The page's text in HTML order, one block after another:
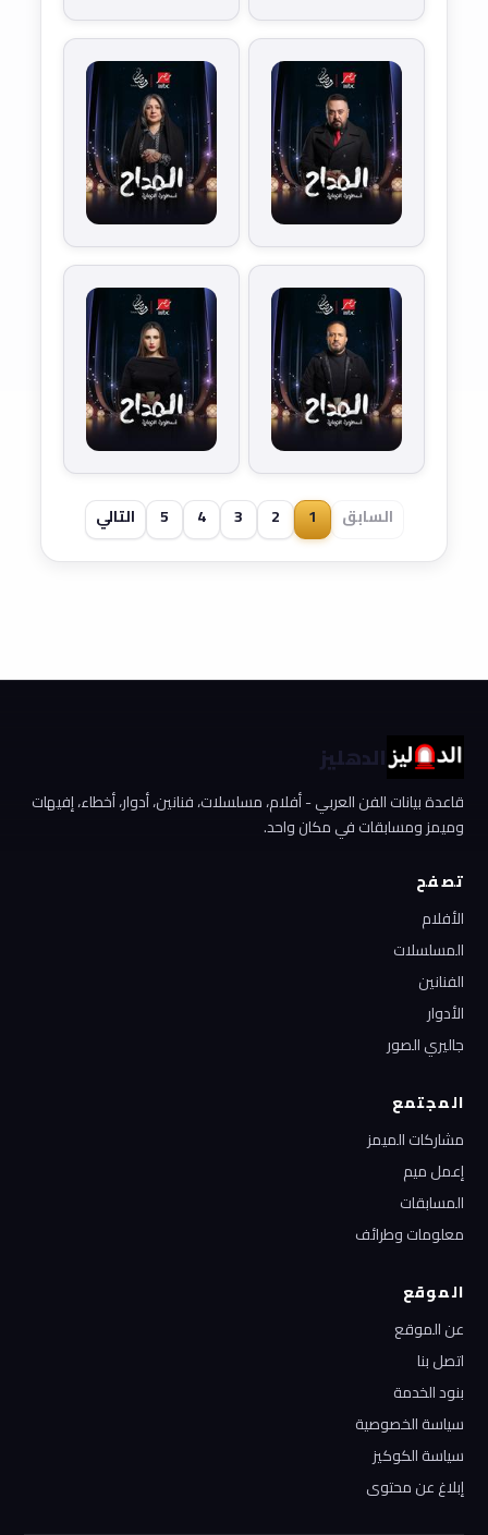
السابق 1
2
3
4
5 التالي
الدهليز
قاعدة بيانات الفن العربي - أفلام، مسلسلات، فنانين، أدوار، أخطاء، إفيهات
وميمز ومسابقات في مكان واحد.
تصفح
الأفلام
المسلسلات
الفنانين
الأدوار
جاليري الصور
المجتمع
مشاركات الميمز
إعمل ميم
المسابقات
معلومات وطرائف
الموقع
عن الموقع
اتصل بنا
بنود الخدمة
سياسة الخصوصية
سياسة الكوكيز
إبلاغ عن محتوى